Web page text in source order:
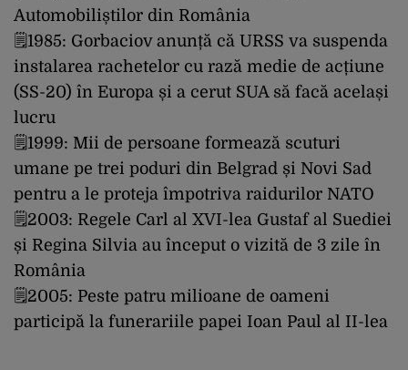
Automobiliștilor din România
🗒1985: Gorbaciov anunță că URSS va suspenda
instalarea rachetelor cu rază medie de acțiune
(SS-20) în Europa și a cerut SUA să facă același
lucru
🗒1999: Mii de persoane formează scuturi
umane pe trei poduri din Belgrad și Novi Sad
pentru a le proteja împotriva raidurilor NATO
🗒2003: Regele Carl al XVI-lea Gustaf al Suediei
și Regina Silvia au început o vizită de 3 zile în
România
🗒2005: Peste patru milioane de oameni
participă la funerariile papei Ioan Paul al II-lea